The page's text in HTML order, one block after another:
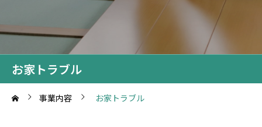
お家トラブル
事業内容 お家トラブル